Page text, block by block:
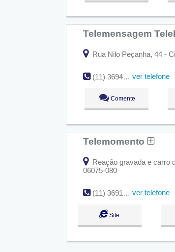
Telemensagem
Rua Nilo Peçanha, 44 -
(11) 3694-2636 ver telefone
Comente
Telemomento
Reação gravada e carro
06075-080
(11) 3691-4911 ver telefone
Site